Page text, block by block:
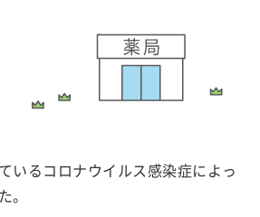
いるコロナウイルス感染症によっ
。